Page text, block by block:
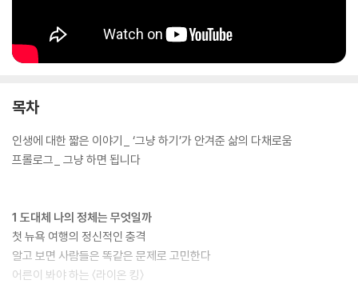
목차
인생에 대한 짧은 이야기_ ‘그냥 하기’가 안겨준 삶의 다채로움
프롤로그_ 그냥 하면 됩니다
1 도대체 나의 정체는 무엇일까
첫 뉴욕 여행의 정신적인 충격
알고 보면 사람들은 똑같은 문제로 고민한다
어른이 봐야 하는 〈라이온 킹〉